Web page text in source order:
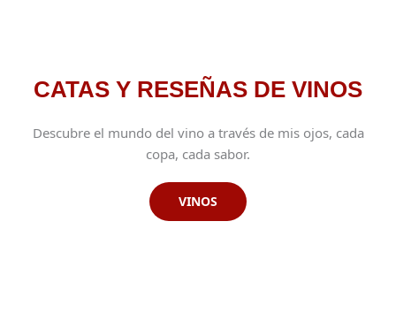
CATAS Y RESEÑAS DE VINOS
Descubre el mundo del vino a través de mis ojos, cada
copa, cada sabor.
VINOS